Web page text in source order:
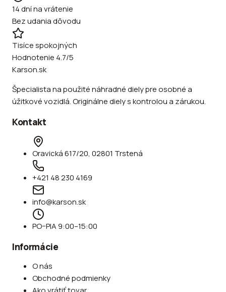
14 dní na vrátenie
Bez udania dôvodu
Tisíce spokojných
Hodnotenie 4.7/5
Karson.sk
Špecialista na použité náhradné diely pre osobné a
úžitkové vozidlá. Originálne diely s kontrolou a zárukou.
Kontakt
Oravická 617/20, 02801 Trstená
+421 48 230 4169
info@karson.sk
PO–PIA 9:00–15:00
Informácie
O nás
Obchodné podmienky